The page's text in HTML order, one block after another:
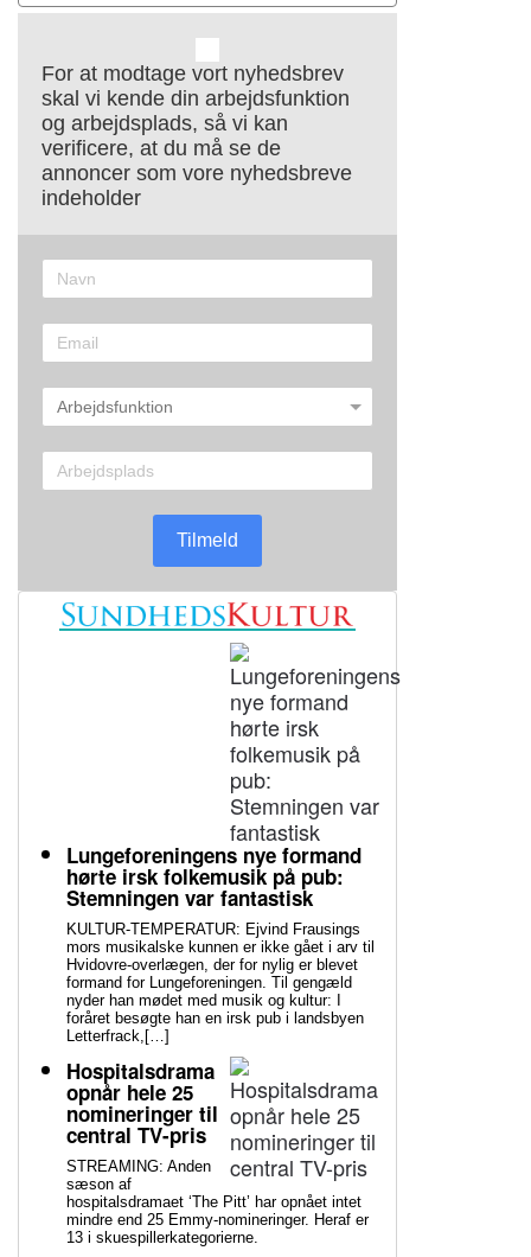
For at modtage vort nyhedsbrev
skal vi kende din arbejdsfunktion
og arbejdsplads, så vi kan
verificere, at du må se de
annoncer som vore nyhedsbreve
indeholder
Tilmeld
Lungeforeningens nye formand
hørte irsk folkemusik på pub:
Stemningen var fantastisk
KULTUR-TEMPERATUR: Ejvind Frausings
mors musikalske kunnen er ikke gået i arv til
Hvidovre-overlægen, der for nylig er blevet
formand for Lungeforeningen. Til gengæld
nyder han mødet med musik og kultur: I
foråret besøgte han en irsk pub i landsbyen
Letterfrack,[…]
Hospitalsdrama
opnår hele 25
nomineringer til
central TV-pris
STREAMING: Anden
sæson af
hospitalsdramaet ‘The Pitt’ har opnået intet
mindre end 25 Emmy-nomineringer. Heraf er
13 i skuespillerkategorierne.